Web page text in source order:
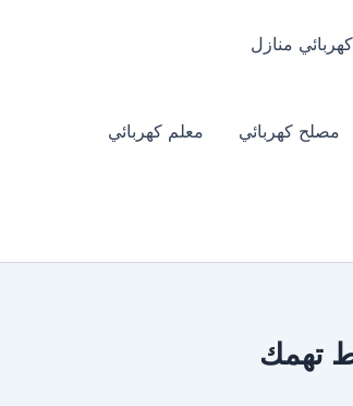
منازل
مصلح كهربائي معلم كهربائي
تهمك